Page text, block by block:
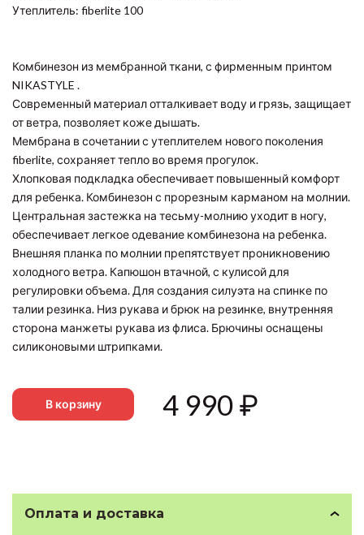
Утеплитель: fiberlite 100
Комбинезон из мембранной ткани, с фирменным принтом
NIKASTYLE .
Современный материал отталкивает воду и грязь, защищает
от ветра, позволяет коже дышать.
Мембрана в сочетании с утеплителем нового поколения
fiberlite, сохраняет тепло во время прогулок.
Хлопковая подкладка обеспечивает повышенный комфорт
для ребенка. Комбинезон с прорезным карманом на молнии.
Центральная застежка на тесьму-молнию уходит в ногу,
обеспечивает легкое одевание комбинезона на ребенка.
Внешняя планка по молнии препятствует проникновению
холодного ветра. Капюшон втачной, с кулисой для
регулировки объема. Для создания силуэта на спинке по
талии резинка. Низ рукава и брюк на резинке, внутренняя
сторона манжеты рукава из флиса. Брючины оснащены
силиконовыми штрипками.
В корзину 4 990₽
Оплата и доставка